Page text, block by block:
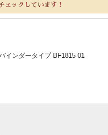
ェックしています！
インダータイプ BF1815-01